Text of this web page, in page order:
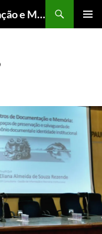
ER Consultoria Gestão de Informação e Memória Institucional